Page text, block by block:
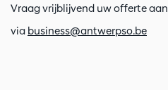
Vraag vrijblijvend uw offerte aan
via business@antwerpso.be